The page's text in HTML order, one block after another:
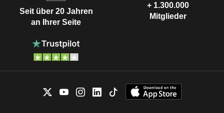
Seit über 20 Jahren
an Ihrer Seite
+ 1.300.000
Mitglieder